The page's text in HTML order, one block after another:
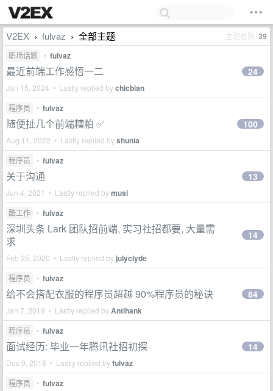
V2EX › fulvaz › 全部主题 主题总数 39
职场话题 • fulvaz
最近前端工作感悟一二
Jan 15, 2024 • Lastly replied bychicbian
24
程序员 • fulvaz
随便扯几个前端糟粕 ✅
Aug 11, 2022 • Lastly replied byshunia
100
程序员 • fulvaz
关于沟通
Jun 4, 2021 • Lastly replied bymusi
13
酷工作 • fulvaz
深圳头条 Lark 团队招前端, 实习社招都要, 大量需
求
Feb 25, 2020 • Lastly replied by julyclyde
14
程序员 • fulvaz
给不会搭配衣服的程序员超越 90%程序员的秘诀
Jan 7, 2019 • Lastly replied byAntihank
84
程序员 • fulvaz
面试经历: 毕业一年腾讯社招初探
Dec 9, 2018 • Lastly replied byfulvaz
14
程序员 • fulvaz